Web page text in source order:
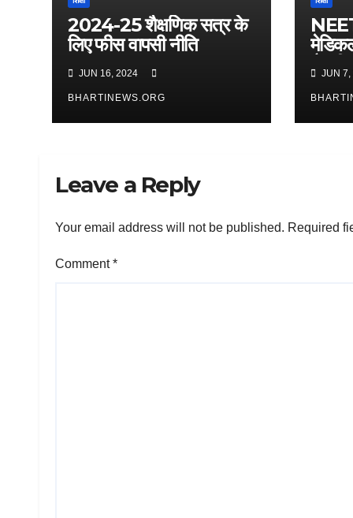
2024-25 शैक्षणिक सत्र के
लिए फीस वापसी नीति
JUN 16, 2024
BHARTINEWS.ORG
तैयारी
JUN 7,
Leave a Reply
Your email address will not be published. Required
Comment*